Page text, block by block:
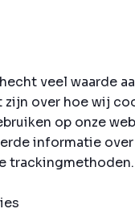
veel waarde
over hoe wij
op onze
informatie over
trackingmethoden.